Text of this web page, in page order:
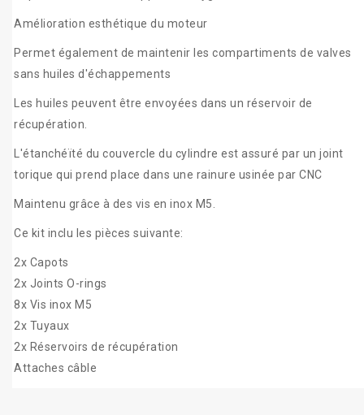
Amélioration esthétique du moteur
Permet également de maintenir les compartiments de valves
sans huiles d'échappements
Les huiles peuvent être envoyées dans un réservoir de
récupération.
L'étanchéïté du couvercle du cylindre est assuré par un joint
torique qui prend place dans une rainure usinée par CNC
Maintenu grâce à des vis en inox M5.
Ce kit inclu les pièces suivante:
2x Capots
2x Joints O-rings
8x Vis inox M5
2x Tuyaux
2x Réservoirs de récupération
Attaches câble